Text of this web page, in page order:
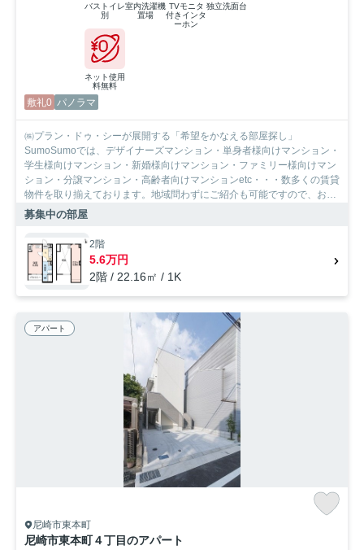
バストイレ
別
室内洗濯機
置場
TVモニタ
付きインタ
ーホン
独立洗面台
ネット使用
料無料
敷礼0 パノラマ
㈱プラン・ドゥ・シーが展開する「希望をかなえる部屋探し」
SumoSumoでは、デザイナーズマンション・単身者様向けマンション・
学生様向けマンション・新婚様向けマンション・ファミリー様向けマン
ション・分譲マンション・高齢者向けマンションetc・・・数多くの賃貸
物件を取り揃えております。地域問わずにご紹介も可能ですので、お気
軽にご相談下さいませ。
募集中の部屋
2階
5.6万円
2階 / 22.16㎡ / 1K
アパート
尼崎市東本町
尼崎市東本町４丁目のアパート